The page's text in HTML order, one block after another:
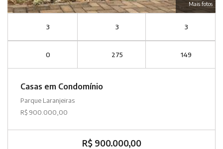
Mais fotos
3 3 3
0 275 149
Casas em Condomínio
Parque Laranjeiras
R$ 900.000,00
R$ 900.000,00